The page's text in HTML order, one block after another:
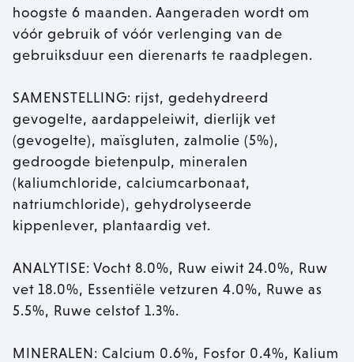
hoogste 6 maanden. Aangeraden wordt om
vóór gebruik of vóór verlenging van de
gebruiksduur een dierenarts te raadplegen.
SAMENSTELLING: rijst, gedehydreerd
gevogelte, aardappeleiwit, dierlijk vet
(gevogelte), maïsgluten, zalmolie (5%),
gedroogde bietenpulp, mineralen
(kaliumchloride, calciumcarbonaat,
natriumchloride), gehydrolyseerde
kippenlever, plantaardig vet.
ANALYTISE: Vocht 8.0%, Ruw eiwit 24.0%, Ruw
vet 18.0%, Essentiële vetzuren 4.0%, Ruwe as
5.5%, Ruwe celstof 1.3%.
MINERALEN: Calcium 0.6%, Fosfor 0.4%, Kalium